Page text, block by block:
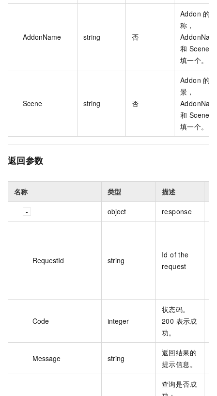
AddonName string 否
Addon 的名
称，
和 Scene
填一个。
Scene string 否
Addon 的场
景，
和 Scene
填一个。
返回参数
名称 类型 描述
object response
RequestId string
Id of the
request
Code integer
状态码。
200 表示成
功。
Message string
返回结果的
提示信息。
查询是否成